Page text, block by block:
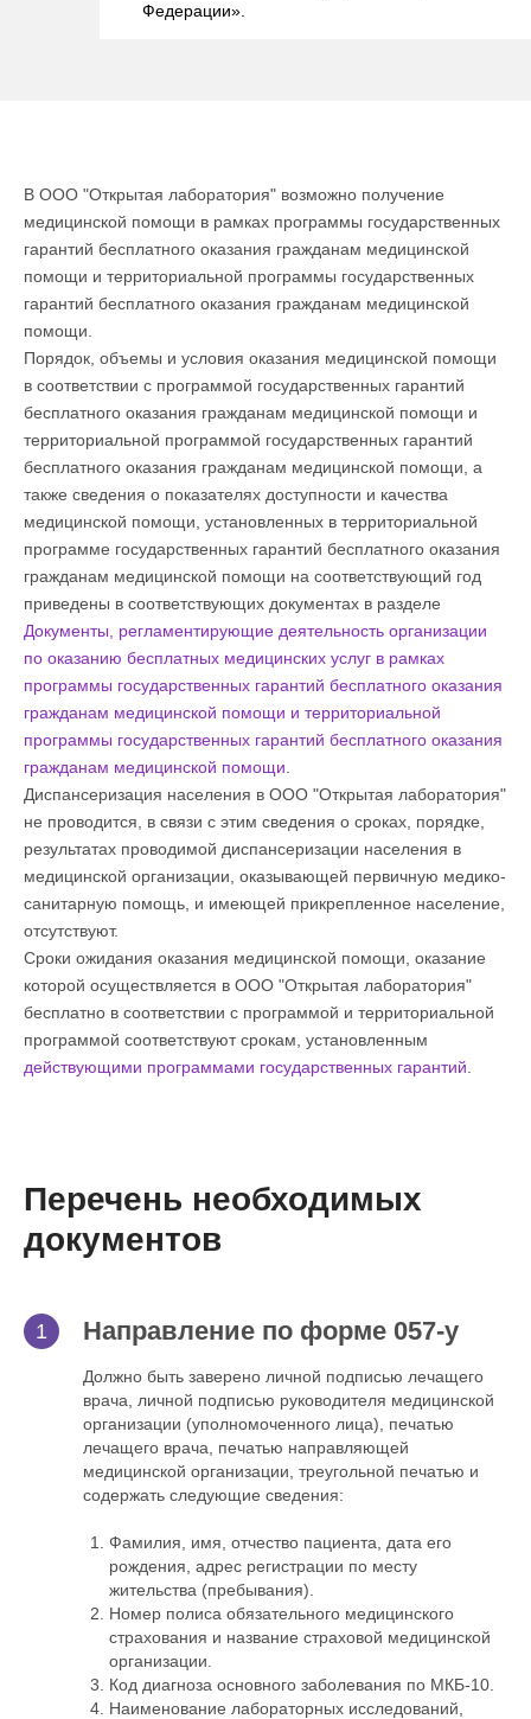
Федерации».
В ООО "Открытая лаборатория" возможно получение
медицинской помощи в рамках программы государственных
гарантий бесплатного оказания гражданам медицинской
помощи и территориальной программы государственных
гарантий бесплатного оказания гражданам медицинской
помощи.
Порядок, объемы и условия оказания медицинской помощи
в соответствии с программой государственных гарантий
бесплатного оказания гражданам медицинской помощи и
территориальной программой государственных гарантий
бесплатного оказания гражданам медицинской помощи, а
также сведения о показателях доступности и качества
медицинской помощи, установленных в территориальной
программе государственных гарантий бесплатного оказания
гражданам медицинской помощи на соответствующий год
приведены в соответствующих документах в разделе
Документы, регламентирующие деятельность организации
по оказанию бесплатных медицинских услуг в рамках
программы государственных гарантий бесплатного оказания
гражданам медицинской помощи и территориальной
программы государственных гарантий бесплатного оказания
гражданам медицинской помощи
Диспансеризация населения в ООО "Открытая лаборатория"
не проводится, в связи с этим сведения о сроках, порядке,
результатах проводимой диспансеризации населения в
медицинской организации, оказывающей первичную медико-
санитарную помощь, и имеющей прикрепленное население,
отсутствуют.
Сроки ожидания оказания медицинской помощи, оказание
которой осуществляется в ООО "Открытая лаборатория"
бесплатно в соответствии с программой и территориальной
программой соответствуют срокам, установленным
действующими программами государственных гарантий
Перечень необходимых
документов
Направление по форме 057-у
Должно быть заверено личной подписью лечащего
врача, личной подписью руководителя медицинской
организации (уполномоченного лица), печатью
лечащего врача, печатью направляющей
медицинской организации, треугольной печатью и
содержать следующие сведения:
Фамилия, имя, отчество пациента, дата его
рождения, адрес регистрации по месту
жительства (пребывания).
Номер полиса обязательного медицинского
страхования и название страховой медицинской
организации.
Код диагноза основного заболевания по МКБ-10.
Наименование лабораторных исследований,